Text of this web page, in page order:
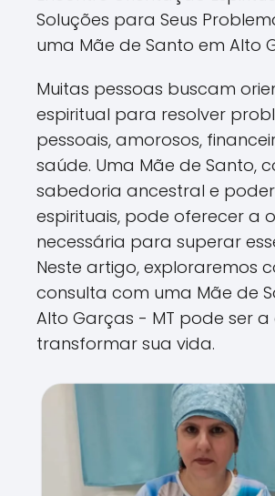
Soluções para Seus
uma Mãe de Santo em Alto
Muitas pessoas buscam
espiritual para resolver
pessoais, amorosos,
saúde. Uma Mãe de Santo,
sabedoria ancestral e
espirituais, pode oferecer a
necessária para superar
Neste artigo, exploraremos
consulta com uma Mãe de
Alto Garças - MT pode ser
transformar sua vida.